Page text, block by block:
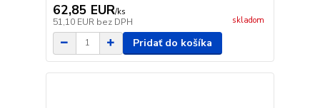
62,85 EUR/ks
51,10 EUR bez DPH skladom
Pridať do košíka